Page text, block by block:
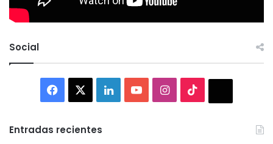
Social
Facebook LinkedInYouTubeInstagram
Entradas recientes